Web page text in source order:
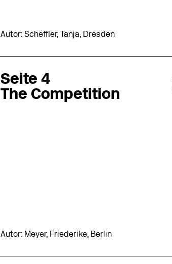
Autor: Scheffler, Tanja, Dresden
Seite 4
The Competition
Autor: Meyer, Friederike, Berlin